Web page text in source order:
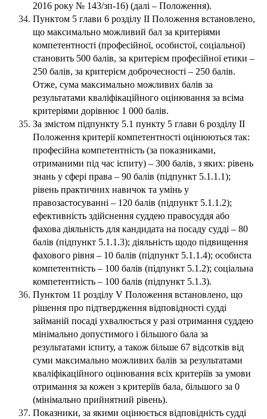
2016 року № 143/зп-16) (далі – Положення).
Пунктом 5 глави 6 розділу II Положення встановлено,
що максимально можливий бал за критеріями
компетентності (професійної, особистої, соціальної)
становить 500 балів, за критерієм професійної етики –
250 балів, за критерієм доброчесності – 250 балів.
Отже, сума максимально можливих балів за
результатами кваліфікаційного оцінювання за всіма
критеріями дорівнює 1 000 балів.
За змістом підпункту 5.1 пункту 5 глави 6 розділу ІІ
Положення критерії компетентності оцінюються так:
професійна компетентність (за показниками,
отриманими під час іспиту) – 300 балів, з яких: рівень
знань у сфері права – 90 балів (підпункт 5.1.1.1);
рівень практичних навичок та умінь у
правозастосуванні – 120 балів (підпункт 5.1.1.2);
ефективність здійснення суддею правосуддя або
фахова діяльність для кандидата на посаду судді – 80
балів (підпункт 5.1.1.3); діяльність щодо підвищення
фахового рівня – 10 балів (підпункт 5.1.1.4); особиста
компетентність – 100 балів (підпункт 5.1.2); соціальна
компетентність – 100 балів (підпункт 5.1.3).
Пунктом 11 розділу V Положення встановлено, що
рішення про підтвердження відповідності судді
займаній посаді ухвалюється у разі отримання суддею
мінімально допустимого і більшого бала за
результатами іспиту, а також більше 67 відсотків від
суми максимально можливих балів за результатами
кваліфікаційного оцінювання всіх критеріїв за умови
отримання за кожен з критеріїв бала, більшого за 0
(мінімально прийнятний рівень).
Показники, за якими оцінюється відповідність судді